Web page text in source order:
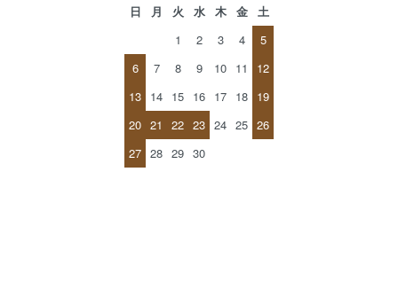
日 月 火 水 木 金
土
1
2 3 4
5
6
7 8 9 10 11
12
13 14 15 16 17 18 19
20 21 22 23 24 25 26
27 28 29 30